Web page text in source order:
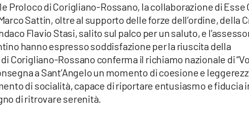
Proloco di Corigliano-Rossano, la collaborazione di Esse
Sattin, oltre al supporto delle forze dell’ordine, della
Flavio Stasi, salito sul palco per un saluto, e
hanno espresso soddisfazione per la riuscita della
Corigliano-Rossano conferma il richiamo nazionale di
a Sant’Angelo un momento di coesione e
di socialità, capace di riportare entusiasmo e fiducia
di ritrovare serenità.